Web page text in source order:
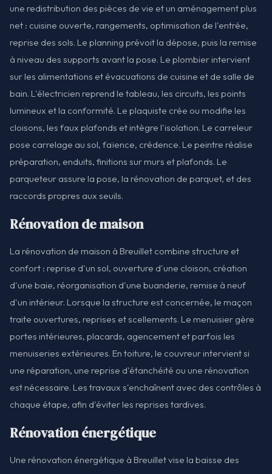
une redistribution des pièces de vie et un aménagement plus
net : cuisine ouverte, rangements, optimisation de l'entrée,
reprise des sols. Le planning prévoit la dépose, puis la remise
à niveau des supports avant la pose. Le plombier intervient
sur les alimentations et évacuations de cuisine et de salle de
bain. L'électricien reprend le tableau, les circuits, les points
lumineux et la conformité. Le plaquiste crée ou modifie les
cloisons, les faux plafonds et intègre l'isolation. Le carreleur
pose carrelage au sol, faïence, crédence. Le peintre réalise
préparation, enduits, finitions sur murs et plafonds. Le
parqueteur assure la pose, la rénovation de parquet, et des
raccords propres aux seuils.
Rénovation de maison
La rénovation de maison à Breuillet combine structure et
confort : reprise d'un sol, ouverture d'une cloison, création
d'une baie, réorganisation d'une buanderie, remise à neuf
d'un intérieur. Lorsque la structure est concernée, le maçon
traite ouvertures, reprises et scellements. Le menuisier gère
portes intérieures, placards, agencement et parfois les
menuiseries extérieures. En toiture, le couvreur intervient si
une réparation, une reprise d'étanchéité ou une rénovation
est nécessaire. Les travaux s'enchaînent avec des contrôles à
chaque étape, afin d'éviter les reprises tardives.
Rénovation énergétique
Une rénovation énergétique à Breuillet vise la baisse des